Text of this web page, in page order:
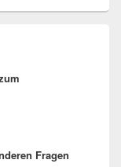
Fragen